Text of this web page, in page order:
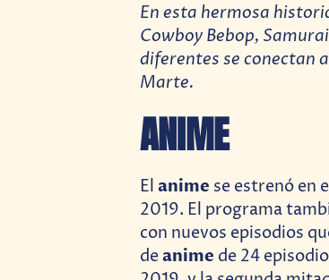
En esta hermosa
Cowboy Bebop,
diferentes se conectan
Marte.
ANIME
El anime se estrenó en
2019. El programa
con nuevos episodios
deanime de 24